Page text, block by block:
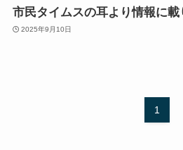
市民タイムスの耳より情報に載
2025年9月10日
1